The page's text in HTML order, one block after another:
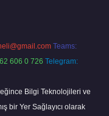
Teams:
606 0 726 Telegram:
Bilgi Teknolojileri ve
bir Yer Sağlayıcı olarak